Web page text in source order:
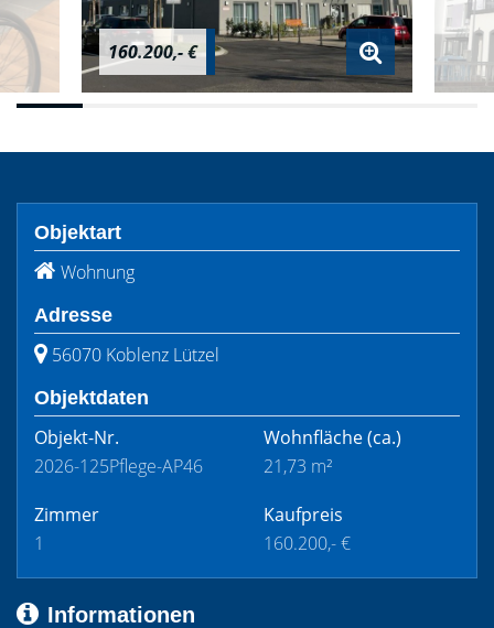
160.200,- €
Objektart
Wohnung
Adresse
56070 Koblenz Lützel
Objektdaten
Objekt-Nr.
2026-125Pflege-AP46
Wohnfläche(ca.)
21,73 m²
Zimmer
1
Kaufpreis
160.200,- €
Informationen